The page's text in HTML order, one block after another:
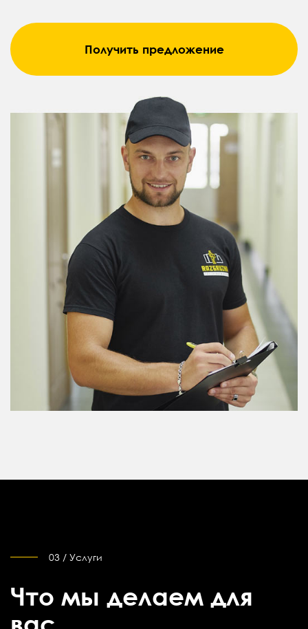
Получить предложение
03 / Услуги
Что мы делаем для